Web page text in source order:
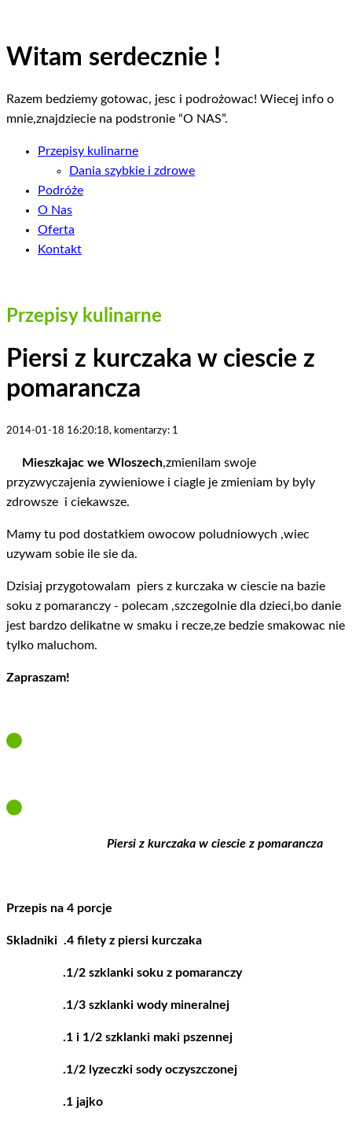
Witam serdecznie !
Razem bedziemy gotowac, jesc i podrożowac! Wiecej info o
mnie,znajdziecie na podstronie “O NAS”.
Przepisy kulinarne
Dania szybkie i zdrowe
Podróże
O Nas
Oferta
Kontakt
Przepisy kulinarne
Piersi z kurczaka w ciescie z
pomarancza
2014-01-18 16:20:18, komentarzy: 1
Mieszkajac we Wloszech,zmienilam swoje
przyzwyczajenia zywieniowe i ciagle je zmieniam by byly
zdrowsze i ciekawsze.
Mamy tu pod dostatkiem owocow poludniowych ,wiec
uzywam sobie ile sie da.
Dzisiaj przygotowalam piers z kurczaka w ciescie na bazie
soku z pomaranczy - polecam ,szczegolnie dla dzieci,bo danie
jest bardzo delikatne w smaku i recze,ze bedzie smakowac nie
tylko maluchom.
Zapraszam!
Piersi z kurczaka w ciescie z pomarancza
Przepis na 4 porcje
Skladniki .4 filety z piersi kurczaka
.1/2 szklanki soku z pomaranczy
.1/3 szklanki wody mineralnej
.1 i 1/2 szklanki maki pszennej
.1/2 lyzeczki sody oczyszczonej
.1 jajko